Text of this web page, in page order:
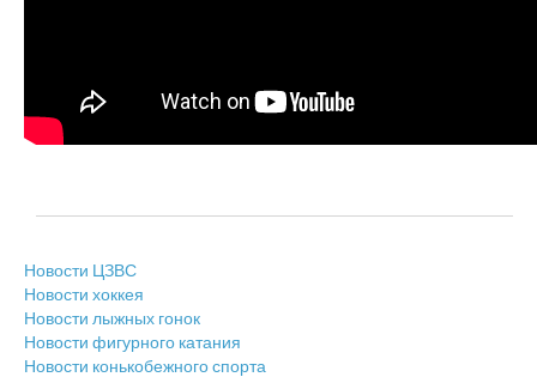
Новости ЦЗВС
Новости хоккея
Новости лыжных гонок
Новости фигурного катания
Новости конькобежного спорта